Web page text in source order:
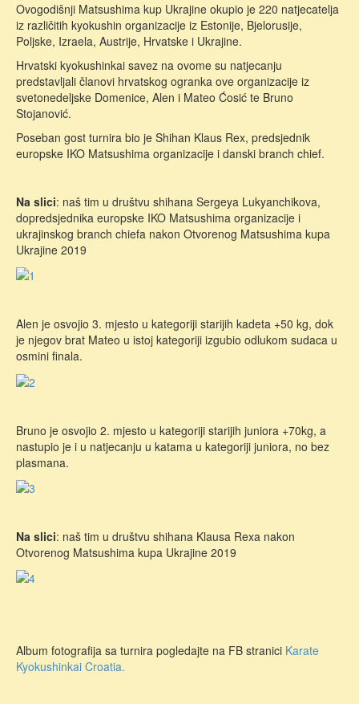
Ovogodišnji Matsushima kup Ukrajine okupio je 220 natjecatelja
iz različitih kyokushin organizacije iz Estonije, Bjelorusije,
Poljske, Izraela, Austrije, Hrvatske i Ukrajine.
Hrvatski kyokushinkai savez na ovome su natjecanju
predstavljali članovi hrvatskog ogranka ove organizacije iz
svetonedeljske Domenice, Alen i Mateo Ćosić te Bruno
Stojanović.
Poseban gost turnira bio je Shihan Klaus Rex, predsjednik
europske IKO Matsushima organizacije i danski branch chief.
Na slici: naš tim u društvu shihana Sergeya Lukyanchikova,
dopredsjednika europske IKO Matsushima organizacije i
ukrajinskog branch chiefa nakon Otvorenog Matsushima kupa
Ukrajine 2019
Alen je osvojio 3. mjesto u kategoriji starijih kadeta +50 kg, dok
je njegov brat Mateo u istoj kategoriji izgubio odlukom sudaca u
osmini finala.
Bruno je osvojio 2. mjesto u kategoriji starijih juniora +70kg, a
nastupio je i u natjecanju u katama u kategoriji juniora, no bez
plasmana.
Na slici: naš tim u društvu shihana Klausa Rexa nakon
Otvorenog Matsushima kupa Ukrajine 2019
Album fotografija sa turnira pogledajte na FB stranici Karate
Kyokushinkai Croatia.